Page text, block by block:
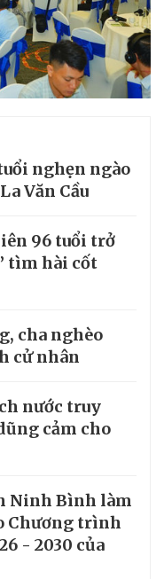
nghẹn ngào
Văn Cầu
96 tuổi trở
tìm hài cốt
cha nghèo
cử nhân
nước truy
cảm cho
Ninh Bình làm
Chương trình
- 2030 của